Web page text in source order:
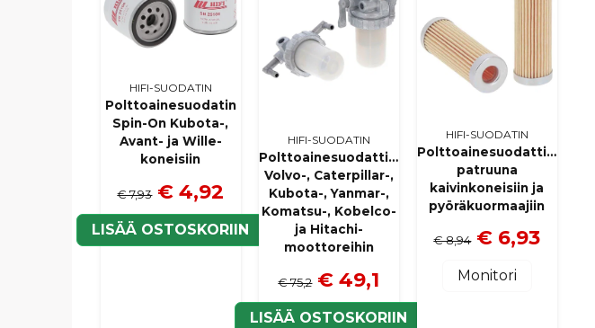
HIFI-SUODATIN
Polttoainesuodatin
Spin-On Kubota-,
Avant- ja Wille-
koneisiin
€ 7,93 € 4,92
LISÄÄ OSTOSKORIIN
HIFI-SUODATIN
Polttoainesuodattimet
Volvo-, Caterpillar-,
Kubota-, Yanmar-,
Komatsu-, Kobelco-
ja Hitachi-
moottoreihin
€ 75,2 € 49,1
LISÄÄ OSTOSKORIIN
HIFI-SUODATIN
Polttoainesuodattimen
patruuna
kaivinkoneisiin ja
pyöräkuormaajiin
€ 8,94 € 6,93
Monitori